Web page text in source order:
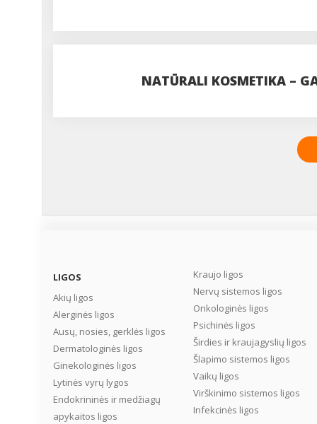
NATŪRALI KOSMETIKA –
LIGOS
Akių ligos
Alerginės ligos
Ausų, nosies, gerklės ligos
Dermatologinės ligos
Ginekologinės ligos
Lytinės vyrų lygos
Endokrininės ir medžiagų
apykaitos ligos
Kraujo ligos
Nervų sistemos ligos
Onkologinės ligos
Psichinės ligos
Širdies ir kraujagyslių ligos
Šlapimo sistemos ligos
Vaikų ligos
Virškinimo sistemos ligos
Infekcinės ligos